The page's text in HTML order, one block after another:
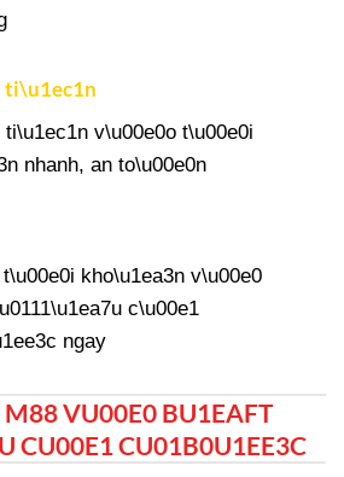
ti\u1ec1n
ti\u1ec1n v\u00e0o t\u00e0i
nhanh, an to\u00e0n
kho\u1ea3n v\u00e0
c\u00e1
ngay
VU00E0 BU1EAFT
CU00E1 CU01B0U1EE3C